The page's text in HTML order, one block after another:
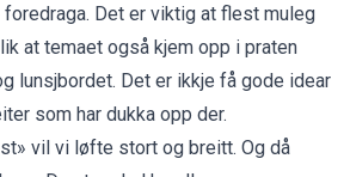
Det er viktig at flest muleg
at temaet også kjem opp i praten
lunsjbordet. Det er ikkje få gode idear
som har dukka opp der.
vil vi løfte stort og breitt. Og då